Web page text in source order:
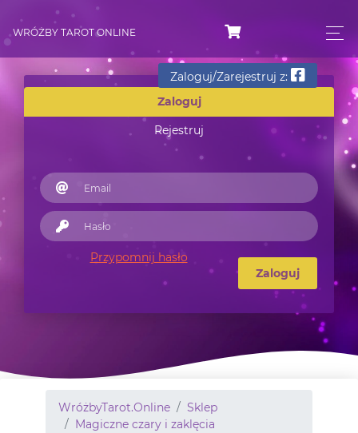
WRÓŻBY TAROT ONLINE
Zaloguj
Rejestruj
Zaloguj/Zarejestruj z:
Przypomnij hasło
Zaloguj
WróżbyTarot.Online
Sklep
Magiczne czary i zaklęcia